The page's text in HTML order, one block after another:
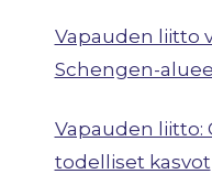
Vapauden liitto
Schengen-
Vapauden liitto:
todelliset kasvot